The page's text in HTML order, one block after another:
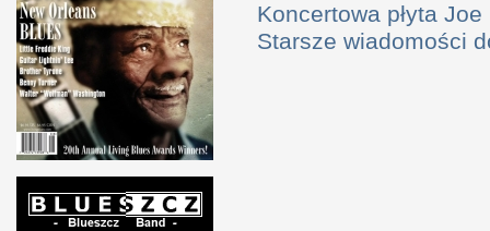
Koncertowa płyta
Starsze wiadomości